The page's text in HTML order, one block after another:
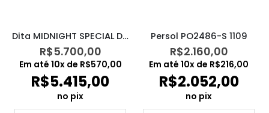
Dita MIDNIGHT SPECIAL DRX2010M
R$5.700,00
Em até 10x de R$570,00
R$5.415,00
no pix
Persol PO2486-S 1109
R$2.160,00
Em até 10x de R$216,00
R$2.052,00
no pix